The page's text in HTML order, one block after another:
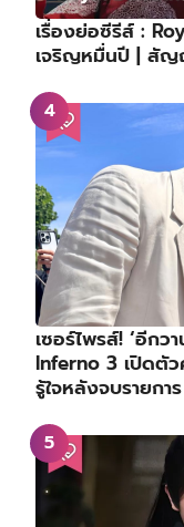
เรื่องย่อซีรีส์ :
เจริญหมื่นปี | สัญ
เซอร์ไพรส์! ‘อีกว
Inferno 3 เปิดตั
รู้ใจหลังจบรายการ